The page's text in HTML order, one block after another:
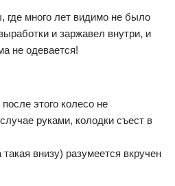
где много лет видимо не было
и заржавел внутри, и
не одевается!
этого колесо не
руками, колодки съест в
такая внизу) разумеется вкручен